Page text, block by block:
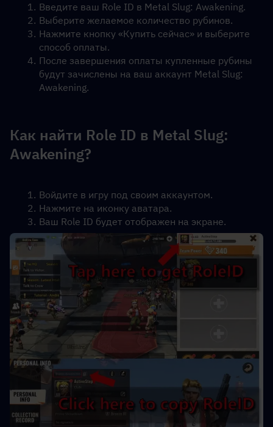
Введите ваш Role ID в Metal Slug: Awakening.
Выберите желаемое количество рубинов.
Нажмите кнопку «Купить сейчас» и выберите
способ оплаты.
После завершения оплаты купленные рубины
будут зачислены на ваш аккаунт Metal Slug:
Awakening.
Как найти Role ID в Metal Slug:
Awakening?
Войдите в игру под своим аккаунтом.
Нажмите на иконку аватара.
Ваш Role ID будет отображен на экране.